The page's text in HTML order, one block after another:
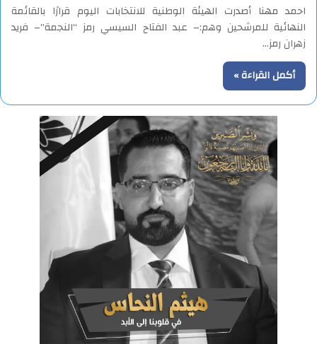
احمد مهنا أصدرت الهيئة الوطنية للانتخابات اليوم قرارًا بالقائمة
النهائية للمرشحين وهم:– عبد الفتاح السيسي رمز “النجمة”– فريد
زهران رمز…
أكمل القراءة »